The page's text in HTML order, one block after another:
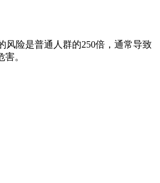
风险是普通人群的250倍，通常导致
。